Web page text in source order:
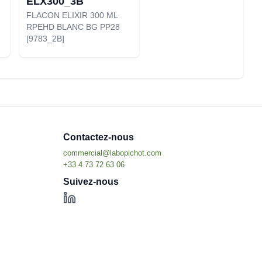
FLACON ELIXIR 300 ML
RPEHD BLANC BG PP28
[9783_2B]
Contactez-nous
Suivez-nous